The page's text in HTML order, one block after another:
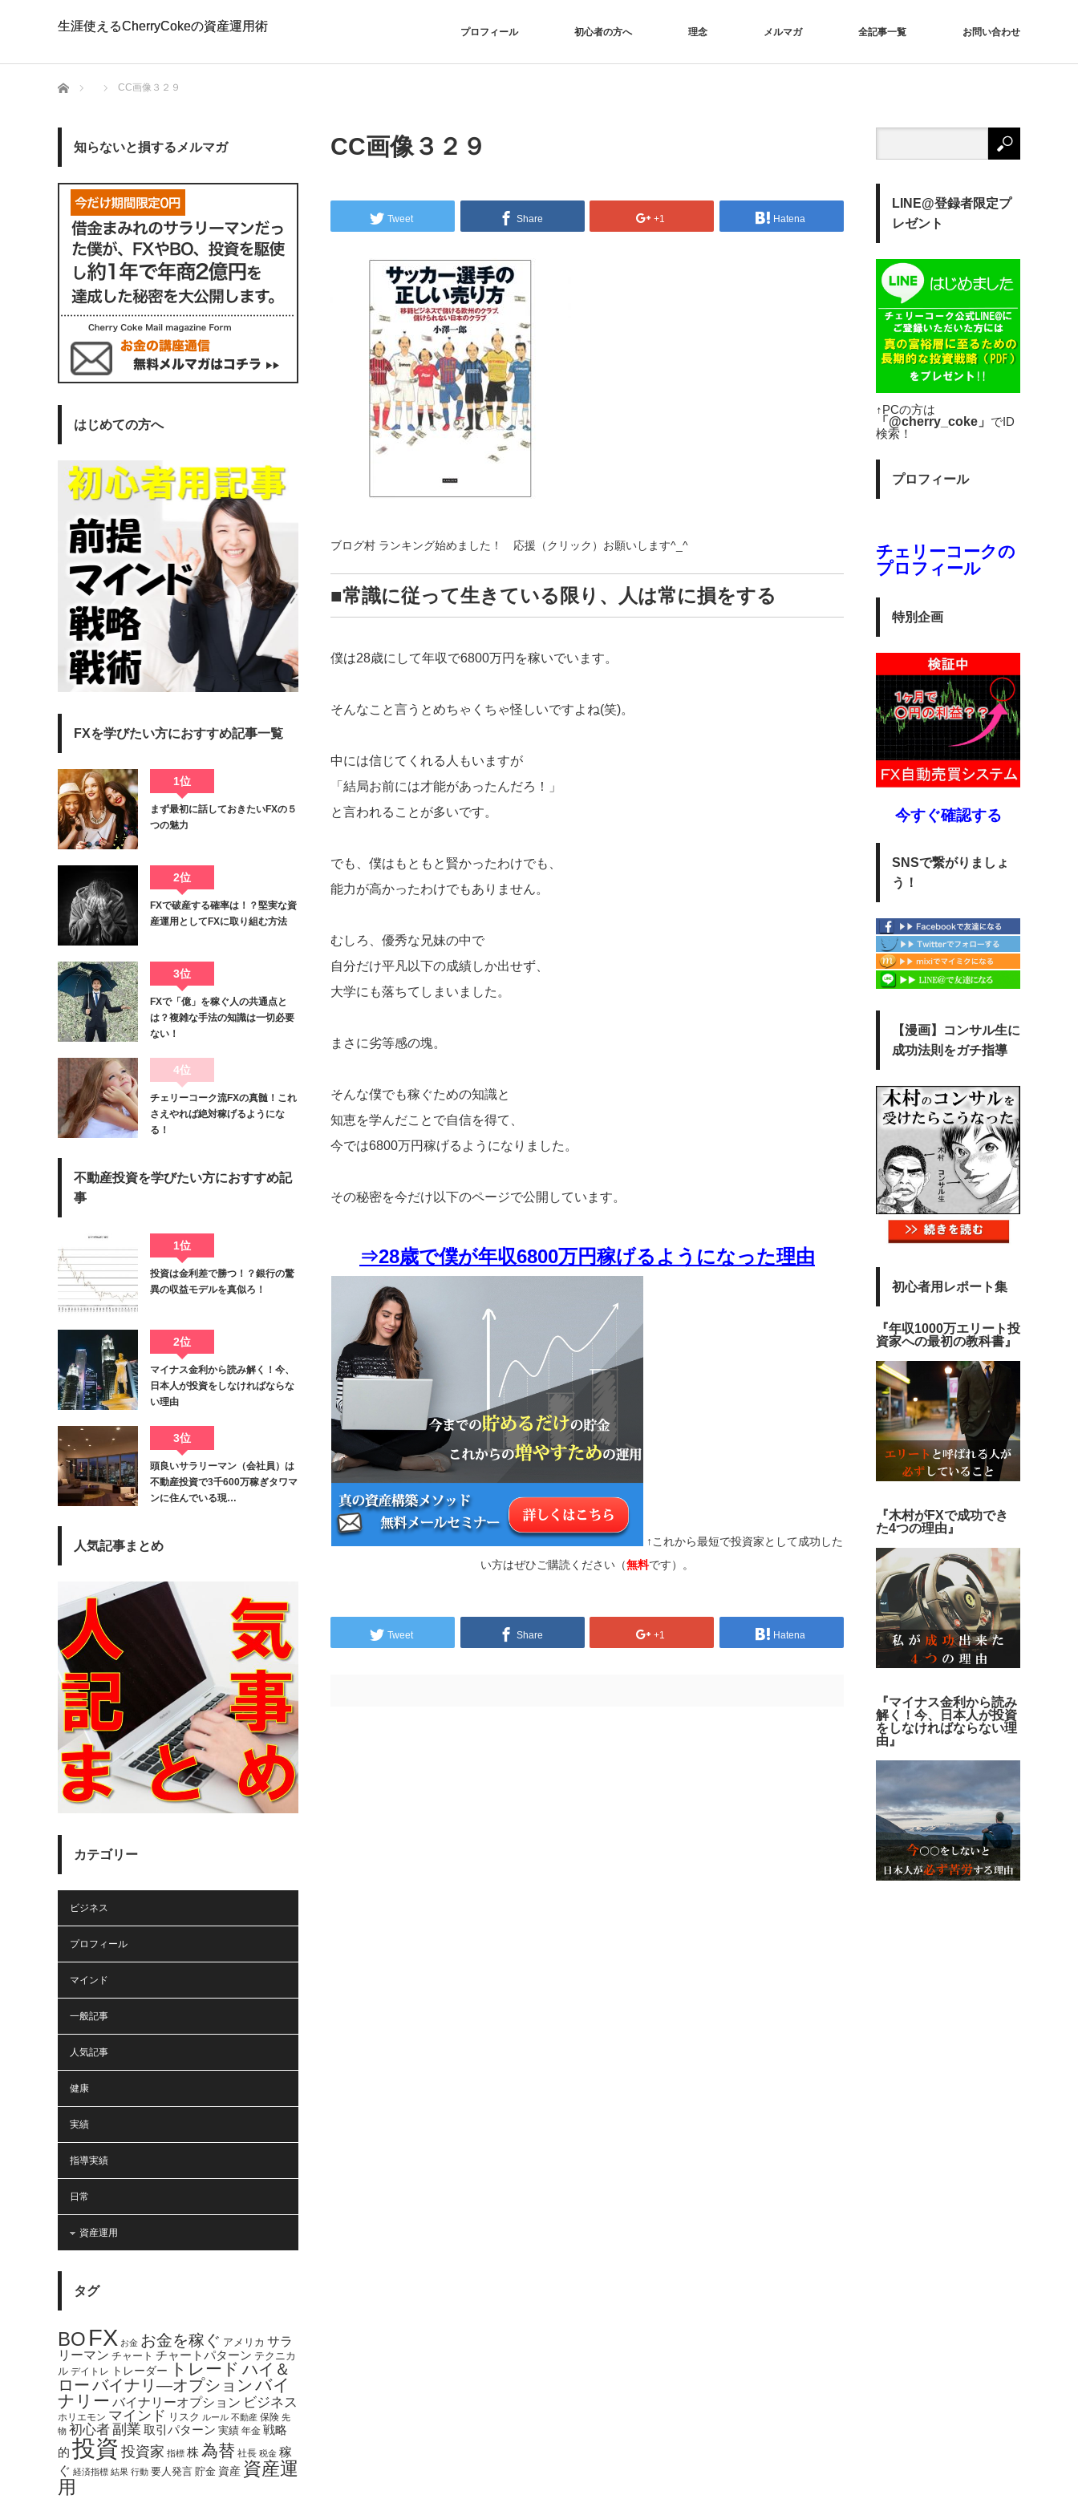
生涯使えるCherryCokeの資産運用術
生涯使えるCherryCokeの資産運用術 プロフィール 初心者の方へ 理念 メルマガ 全記事一覧 お問い合わせ
ホーム CC画像３２９
CC画像３２９
Tweet Share +1 Hatena
ブログ村 ランキング始めました！ 応援（クリック）お願いします^_^
■常識に従って生きている限り、人は常に損をする
僕は28歳にして年収で6800万円を稼いでいます。
そんなこと言うとめちゃくちゃ怪しいですよね(笑)。
中には信じてくれる人もいますが
「結局お前には才能があったんだろ！」
と言われることが多いです。
でも、僕はもともと賢かったわけでも、
能力が高かったわけでもありません。
むしろ、優秀な兄妹の中で
自分だけ平凡以下の成績しか出せず、
大学にも落ちてしまいました。
まさに劣等感の塊。
そんな僕でも稼ぐための知識と
知恵を学んだことで自信を得て、
今では6800万円稼げるようになりました。
その秘密を今だけ以下のページで公開しています。
⇒28歳で僕が年収6800万円稼げるようになった理由
↑これから最短で投資家として成功した
い方はぜひご購読ください（無料です）。
Tweet Share +1 Hatena
知らないと損するメルマガ
はじめての方へ
FXを学びたい方におすすめ記事一覧
1位
まず最初に話しておきたいFXの５
つの魅力
2位
FXで破産する確率は！？堅実な資
産運用としてFXに取り組む方法
3位
FXで「億」を稼ぐ人の共通点と
は？複雑な手法の知識は一切必要
ない！
4位
チェリーコーク流FXの真髄！これ
さえやれば絶対稼げるようにな
る！
不動産投資を学びたい方におすすめ記
事
1位
投資は金利差で勝つ！？銀行の驚
異の収益モデルを真似ろ！
2位
マイナス金利から読み解く！今、
日本人が投資をしなければならな
い理由
3位
頭良いサラリーマン（会社員）は
不動産投資で3千600万稼ぎタワマ
ンに住んでいる現…
人気記事まとめ
カテゴリー
ビジネス
プロフィール
マインド
一般記事
人気記事
健康
実績
指導実績
日常
資産運用
タグ
BO FX お金 お金を稼ぐ アメリカ サラ
リーマン チャート チャートパターン テクニカ
ル デイトレ トレーダー トレード ハイ＆
ローバイナリ―オプションバイ
ナリー バイナリーオプション ビジネス
ホリエモン マインド リスク ルール 不動産 保険 先
物 初心者副業 取引パターン 実績 年金 戦略
的 投資 投資家 指標 株為替 社長 税金 稼
ぐ 経済指標 結果 行動 要人発言 貯金 資産 資産運
用
LINE@登録者限定プ
レゼント
↑PCの方は
「@cherry_coke」 でID
検索！
プロフィール
チェリーコークの
プロフィール
特別企画
今すぐ確認する
SNSで繋がりましょ
う！
【漫画】コンサル生に
成功法則をガチ指導
初心者用レポート集
『年収1000万エリート投
資家への最初の教科書』
『木村がFXで成功でき
た4つの理由』
『マイナス金利から読み
解く！今、日本人が投資
をしなければならない理
由』